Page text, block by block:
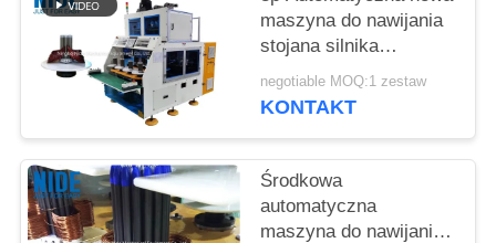
maszyna do nawijania
stojana silnika
energetycznego
negotiable MOQ:1 zestaw
KONTAKT
Środkowa
automatyczna
maszyna do nawijania